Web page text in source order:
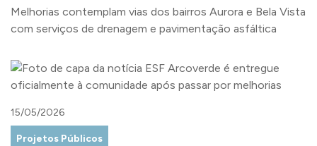
Melhorias contemplam vias dos bairros Aurora e Bela Vista
com serviços de drenagem e pavimentação asfáltica
15/05/2026
Projetos Públicos